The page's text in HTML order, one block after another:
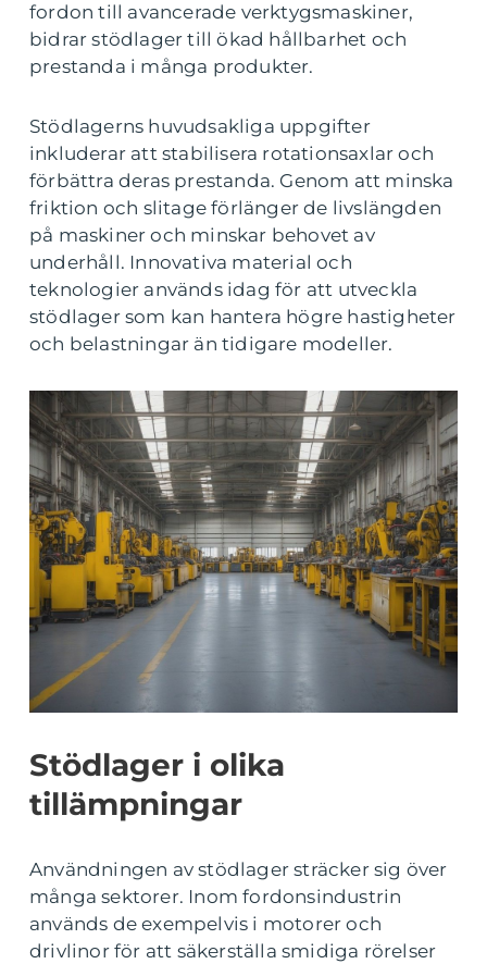
fordon till avancerade verktygsmaskiner,
bidrar stödlager till ökad hållbarhet och
prestanda i många produkter.
Stödlagerns huvudsakliga uppgifter
inkluderar att stabilisera rotationsaxlar och
förbättra deras prestanda. Genom att minska
friktion och slitage förlänger de livslängden
på maskiner och minskar behovet av
underhåll. Innovativa material och
teknologier används idag för att utveckla
stödlager som kan hantera högre hastigheter
och belastningar än tidigare modeller.
Stödlager i olika
tillämpningar
Användningen av stödlager sträcker sig över
många sektorer. Inom fordonsindustrin
används de exempelvis i motorer och
drivlinor för att säkerställa smidiga rörelser